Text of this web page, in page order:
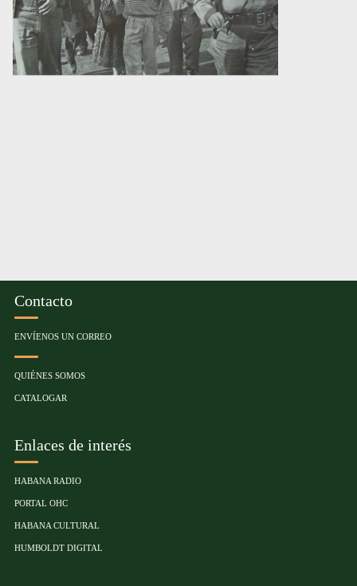
Contacto
ENVÍENOS UN CORREO
QUIÉNES SOMOS
CATALOGAR
Enlaces de interés
HABANA RADIO
PORTAL OHC
HABANA CULTURAL
HUMBOLDT DIGITAL